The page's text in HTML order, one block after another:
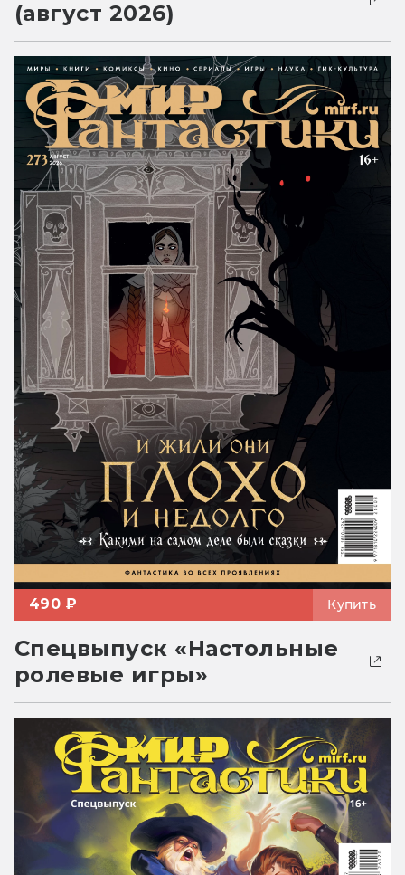
(август 2026)
490 ₽ Купить
Спецвыпуск «Настольные
ролевые игры»